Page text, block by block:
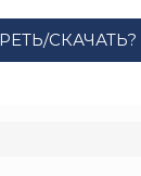
СКАЧАТЬ?